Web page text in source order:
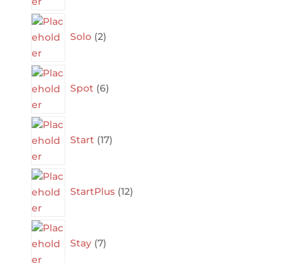
Solo 2products
Spot 6products
Start 17products
StartPlus 12products
Stay 7products